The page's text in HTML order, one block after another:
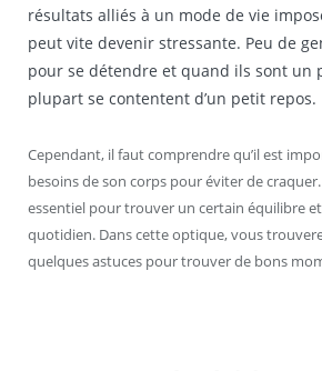
résultats alliés à un mode de vie
peut vite devenir stressante. Peu de
pour se détendre et quand ils sont un
plupart se contentent d’un petit repos.
Cependant, il faut comprendre qu’il est
besoins de son corps pour éviter de
essentiel pour trouver un certain équilibre
quotidien. Dans cette optique, vous
quelques astuces pour trouver de bons